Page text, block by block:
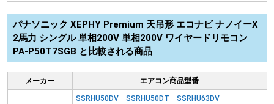
パナソニック XEPHY Premium 天吊形 エコナビ ナノイーX
2馬力 シングル 単相200V 単相200V ワイヤードリモコン
PA-P50T7SGB と比較される商品
メーカー エアコン商品型番
SSRHU50DV SSRHU50DT
SSRHU63DV